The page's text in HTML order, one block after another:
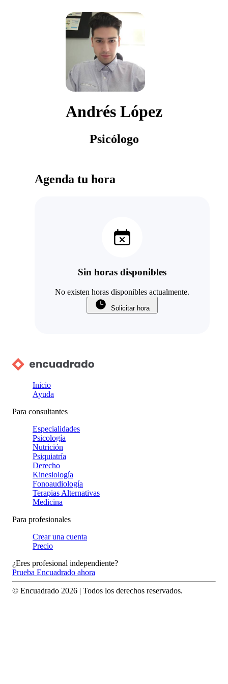
Andrés López
Psicólogo
Agenda tu hora
Sin horas disponibles
No existen horas disponibles actualmente.
Solicitar hora
Inicio
Ayuda
Para consultantes
Especialidades
Psicología
Nutrición
Psiquiatría
Derecho
Kinesiología
Fonoaudiología
Terapias Alternativas
Medicina
Para profesionales
Crear una cuenta
Precio
¿Eres profesional independiente?
Prueba Encuadrado ahora
© Encuadrado 2026 | Todos los derechos reservados.